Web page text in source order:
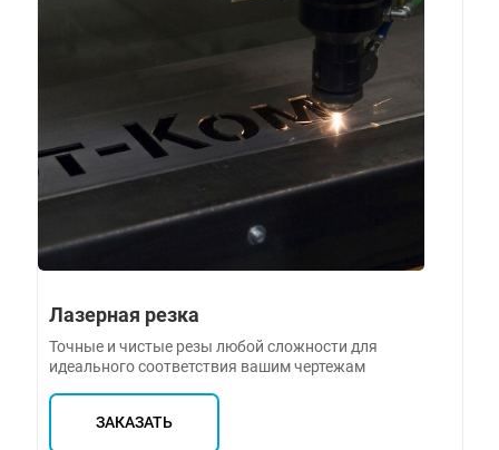
Лазерная резка
Точные и чистые резы любой сложности для
идеального соответствия вашим чертежам
ЗАКАЗАТЬ